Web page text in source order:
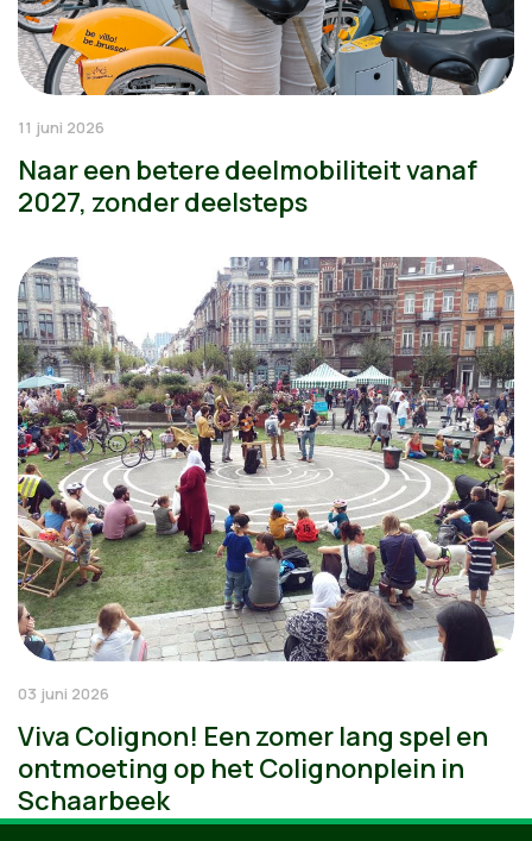
11 juni 2026
Naar een betere deelmobiliteit vanaf
2027, zonder deelsteps
03 juni 2026
Viva Colignon! Een zomer lang spel en
ontmoeting op het Colignonplein in
Schaarbeek